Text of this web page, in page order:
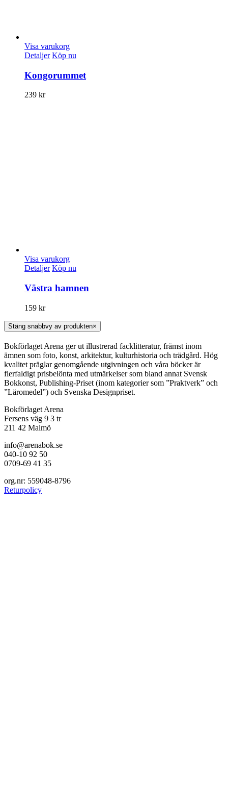
Visa varukorg
Detaljer Köp nu
Kongorummet
239 kr
Visa varukorg
Detaljer Köp nu
Västra hamnen
159 kr
Stäng snabbvy av produkten×
Bokförlaget Arena ger ut illustrerad facklitteratur, främst inom
ämnen som foto, konst, arkitektur, kulturhistoria och trädgård. Hög
kvalitet präglar genomgående utgivningen och våra böcker är
flerfaldigt prisbelönta med utmärkelser som bland annat Svensk
Bokkonst, Publishing-Priset (inom kategorier som ”Praktverk” och
”Läromedel”) och Svenska Designpriset.
Bokförlaget Arena
Fersens väg 9 3 tr
211 42 Malmö
info@arenabok.se
040-10 92 50
0709-69 41 35
org.nr: 559048-8796
Returpolicy